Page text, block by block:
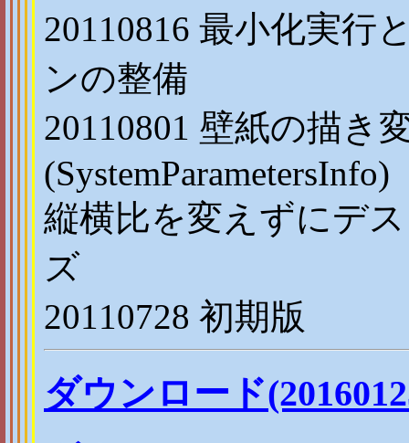
20110816 最小化実行
ンの整備
20110801 壁紙の描き
(SystemParametersInfo)
縦横比を変えずにデ
ズ
20110728 初期版
ダウンロード